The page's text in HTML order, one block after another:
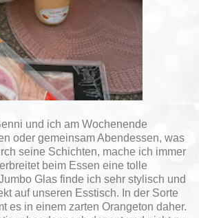
und ich am Wochenende
oder gemeinsam Abendessen, was
seine Schichten, mache ich immer
beim Essen eine tolle
Glas finde ich sehr stylisch und
auf unseren Esstisch. In der Sorte
es in einem zarten Orangeton daher.